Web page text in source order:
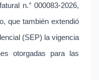
n.° 000083-2026,
que también extendió
(SEP) la vigencia
otorgadas para las